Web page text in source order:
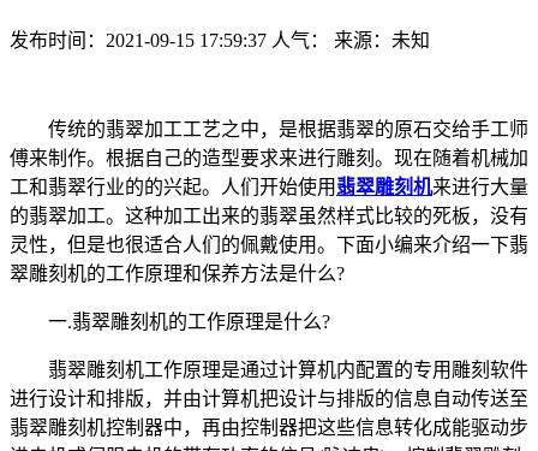
发布时间：2021-09-15 17:59:37 人气： 来源：未知
传统的翡翠加工工艺之中，是根据翡翠的原石交给手工师
傅来制作。根据自己的造型要求来进行雕刻。现在随着机械加
工和翡翠行业的的兴起。人们开始使用 翡翠雕刻机来进行大量
的翡翠加工。这种加工出来的翡翠虽然样式比较的死板，没有
灵性，但是也很适合人们的佩戴使用。下面小编来介绍一下翡
翠雕刻机的工作原理和保养方法是什么?
一.翡翠雕刻机的工作原理是什么?
翡翠雕刻机工作原理是通过计算机内配置的专用雕刻软件
进行设计和排版，并由计算机把设计与排版的信息自动传送至
翡翠雕刻机控制器中，再由控制器把这些信息转化成能驱动步